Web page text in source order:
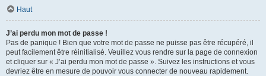
Haut
J’ai perdu mon mot de passe !
Pas de panique ! Bien que votre mot de passe ne puisse pas être récupéré, il
peut facilement être réinitialisé. Veuillez vous rendre sur la page de connexion
et cliquer sur « J’ai perdu mon mot de passe ». Suivez les instructions et vous
devriez être en mesure de pouvoir vous connecter de nouveau rapidement.